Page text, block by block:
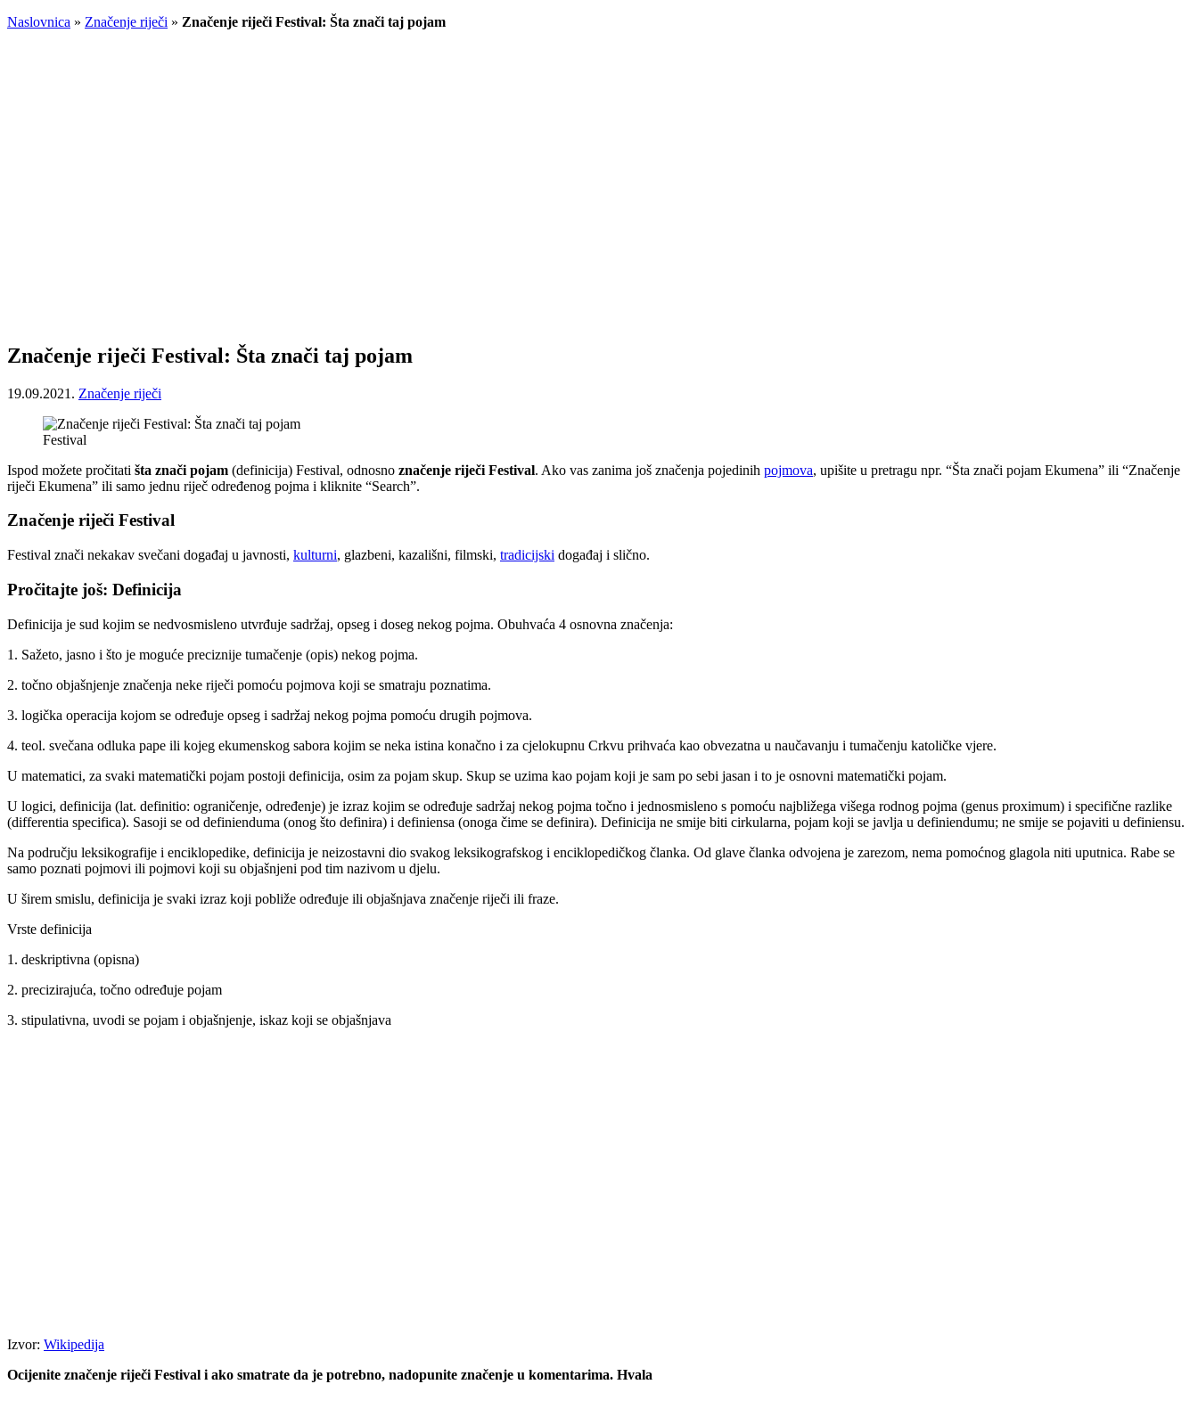
Naslovnica » Značenje riječi » Značenje riječi Festival: Šta znači taj pojam
Značenje riječi Festival: Šta znači taj pojam
19.09.2021. Značenje riječi
Festival
Ispod možete pročitati šta znači pojam (definicija) Festival, odnosno značenje riječi Festival. Ako vas zanima još značenja pojedinih pojmova, upišite u pretragu npr. “Šta znači pojam Ekumena” ili “Značenje
riječi Ekumena” ili samo jednu riječ određenog pojma i kliknite “Search”.
Značenje riječi Festival
Festival znači nekakav svečani događaj u javnosti, kulturni, glazbeni, kazališni, filmski, tradicijski događaj i slično.
Pročitajte još: Definicija
Definicija je sud kojim se nedvosmisleno utvrđuje sadržaj, opseg i doseg nekog pojma. Obuhvaća 4 osnovna značenja:
1. Sažeto, jasno i što je moguće preciznije tumačenje (opis) nekog pojma.
2. točno objašnjenje značenja neke riječi pomoću pojmova koji se smatraju poznatima.
3. logička operacija kojom se određuje opseg i sadržaj nekog pojma pomoću drugih pojmova.
4. teol. svečana odluka pape ili kojeg ekumenskog sabora kojim se neka istina konačno i za cjelokupnu Crkvu prihvaća kao obvezatna u naučavanju i tumačenju katoličke vjere.
U matematici, za svaki matematički pojam postoji definicija, osim za pojam skup. Skup se uzima kao pojam koji je sam po sebi jasan i to je osnovni matematički pojam.
U logici, definicija (lat. definitio: ograničenje, određenje) je izraz kojim se određuje sadržaj nekog pojma točno i jednosmisleno s pomoću najbližega višega rodnog pojma (genus proximum) i specifične razlike
(differentia specifica). Sasoji se od definienduma (onog što definira) i definiensa (onoga čime se definira). Definicija ne smije biti cirkularna, pojam koji se javlja u definiendumu; ne smije se pojaviti u definiensu.
Na području leksikografije i enciklopedike, definicija je neizostavni dio svakog leksikografskog i enciklopedičkog članka. Od glave članka odvojena je zarezom, nema pomoćnog glagola niti uputnica. Rabe se
samo poznati pojmovi ili pojmovi koji su objašnjeni pod tim nazivom u djelu.
U širem smislu, definicija je svaki izraz koji pobliže određuje ili objašnjava značenje riječi ili fraze.
Vrste definicija
1. deskriptivna (opisna)
2. precizirajuća, točno određuje pojam
3. stipulativna, uvodi se pojam i objašnjenje, iskaz koji se objašnjava
Izvor: Wikipedija
Ocijenite značenje riječi Festival i ako smatrate da je potrebno, nadopunite značenje u komentarima. Hvala